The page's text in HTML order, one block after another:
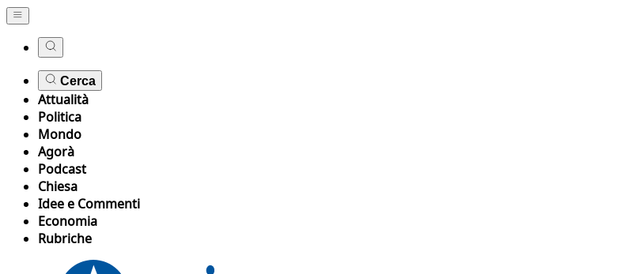
Cerca
Attualità
Politica
Mondo
Agorà
Podcast
Chiesa
Idee e Commenti
Economia
Rubriche